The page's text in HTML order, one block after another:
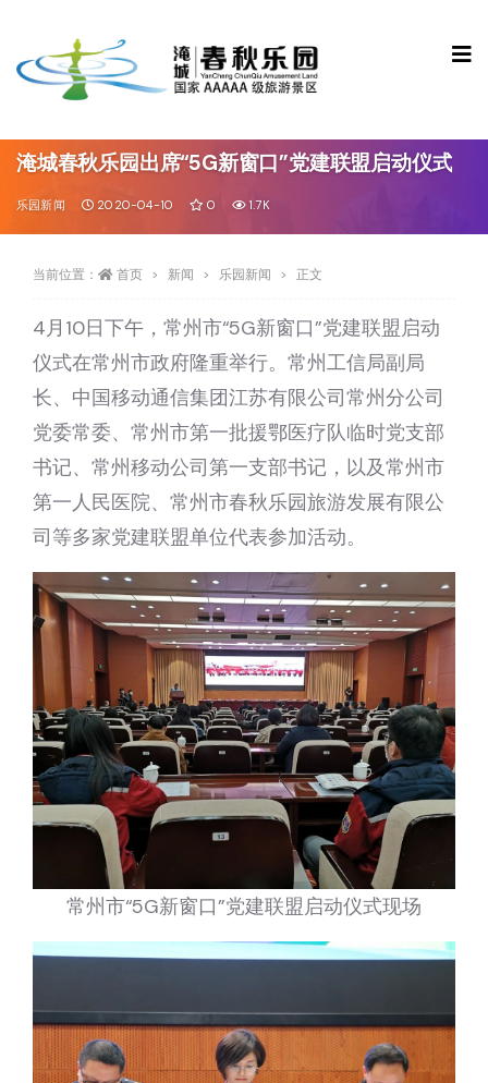
淹城春秋乐园出席“5G新窗口”党建联盟启动仪式
乐园新闻 2020-04-10 0 1.7K
当前位置： 首页 新闻 乐园新闻 正文
4月10日下午，常州市“5G新窗口”党建联盟启动
仪式在常州市政府隆重举行。常州工信局副局
长、中国移动通信集团江苏有限公司常州分公司
党委常委、常州市第一批援鄂医疗队临时党支部
书记、常州移动公司第一支部书记，以及常州市
第一人民医院、常州市春秋乐园旅游发展有限公
司等多家党建联盟单位代表参加活动。
常州市“5G新窗口”党建联盟启动仪式现场